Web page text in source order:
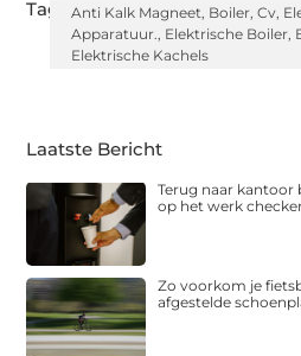
Tags:Anti Kalk Magneet, Boiler,Cv,
Apparatuur., Elektrische Boiler,
Elektrische Kachels
Laatste Bericht
Terug naar
op het werk
Zo voorkom je
afgestelde